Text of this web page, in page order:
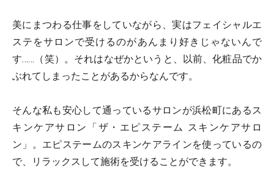
美にまつわる仕事をしていながら、実はフェイシャルエ
ステをサロンで受けるのがあんまり好きじゃないんで
す……（笑）。それはなぜかというと、以前、化粧品でか
ぶれてしまったことがあるからなんです。
そんな私も安心して通っているサロンが浜松町にあるス
キンケアサロン「ザ・エピステーム スキンケアサロ
ン」。エピステームのスキンケアラインを使っているの
で、リラックスして施術を受けることができます。